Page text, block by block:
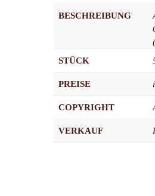
BESCHREIBUNG
STÜCK
PREISE
COPYRIGHT
VERKAUF